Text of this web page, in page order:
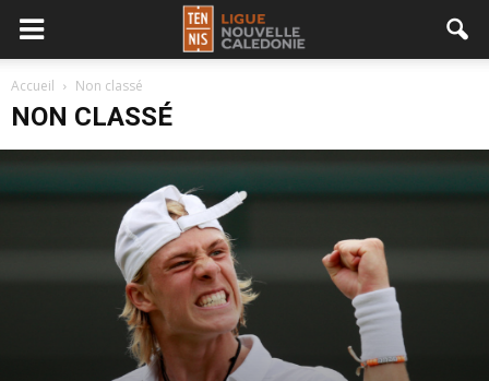
Accueil Non classé
NON CLASSÉ